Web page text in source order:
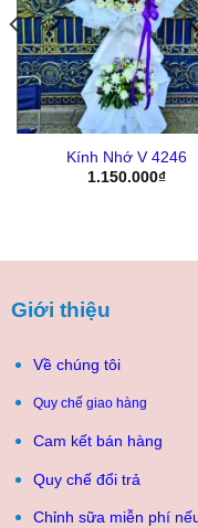
Kính Nhớ V 4246
1.150.000₫
Giới thiệu
Về chúng tôi
Quy chế giao hàng
Cam kết bán hàng
Quy chế đổi trả
Chỉnh sữa miễn phí